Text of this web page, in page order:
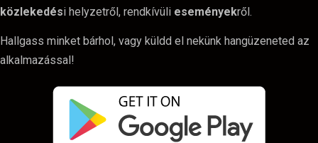
közlekedési helyzetről, rendkívüli eseményekről.
Hallgass minket bárhol, vagy küldd el nekünk hangüzeneted az
alkalmazással!